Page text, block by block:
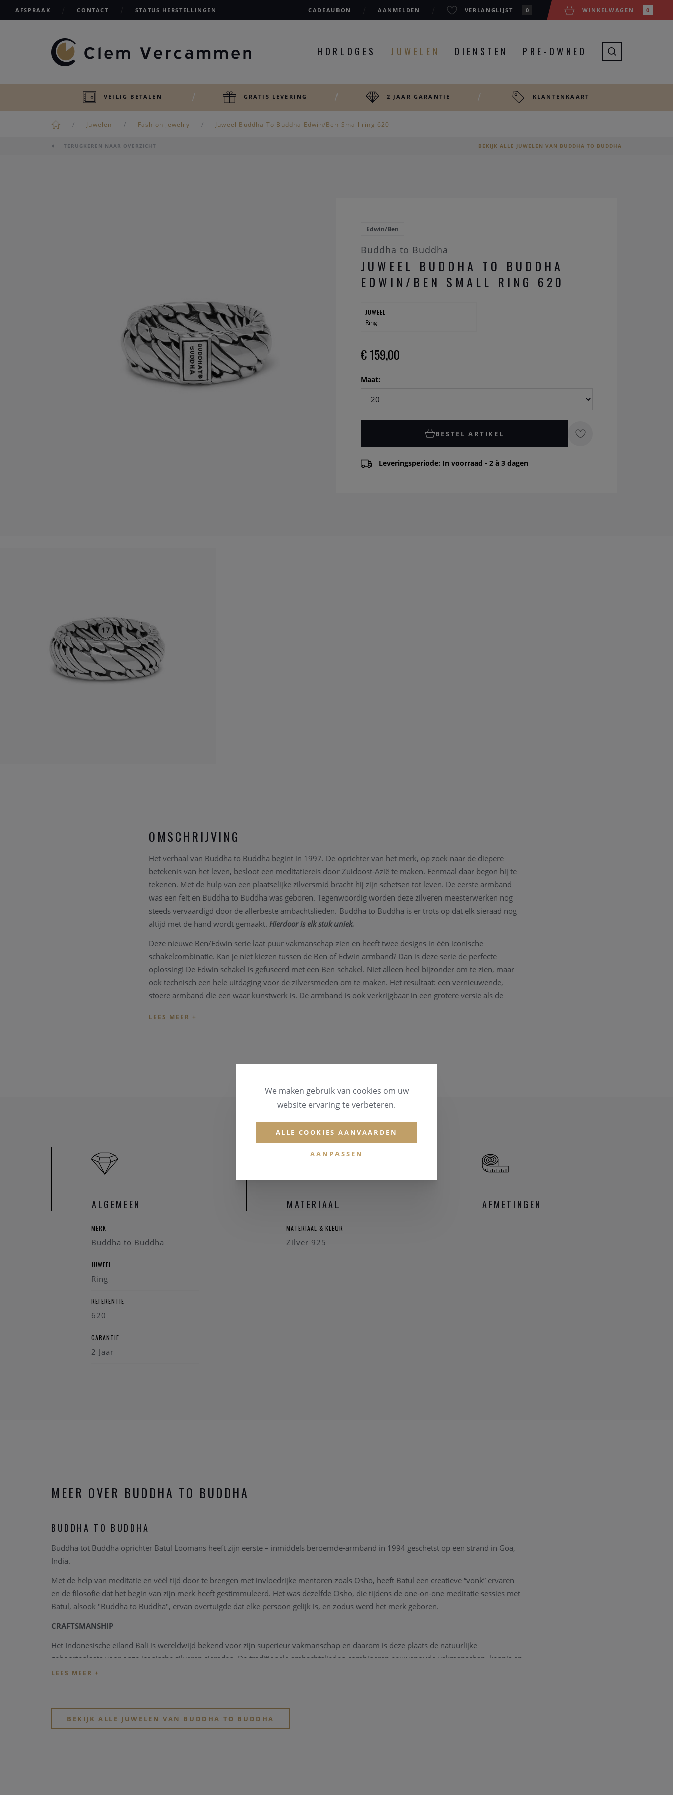
AFSPRAAK CONTACT STATUS HERSTELLINGEN CADEAUBON AANMELDEN VERLANGLIJST 0 WINKELWAGEN 0
HORLOGES JUWELEN DIENSTEN PRE-OWNED
VEILIG BETALEN GRATIS LEVERING 2 JAAR GARANTIE KLANTENKAART
Juwelen Fashion jewelry Juweel Buddha To Buddha Edwin/Ben Small ring 620
TERUGKEREN NAAR OVERZICHT BEKIJK ALLE JUWELEN VAN BUDDHA TO BUDDHA
Edwin/Ben
Buddha to Buddha
JUWEEL BUDDHA TO BUDDHA
EDWIN/BEN SMALL RING 620
JUWEEL
Ring
€ 159,00
Maat:
BESTEL ARTIKEL
Leveringsperiode: In voorraad - 2 à 3 dagen
OMSCHRIJVING
Het verhaal van Buddha to Buddha begint in 1997. De oprichter van het merk, op zoek naar de diepere
betekenis van het leven, besloot een meditatiereis door Zuidoost-Azië te maken. Eenmaal daar begon hij te
tekenen. Met de hulp van een plaatselijke zilversmid bracht hij zijn schetsen tot leven. De eerste armband
was een feit en Buddha to Buddha was geboren. Tegenwoordig worden deze zilveren meesterwerken nog
steeds vervaardigd door de allerbeste ambachtslieden. Buddha to Buddha is er trots op dat elk sieraad nog
altijd met de hand wordt gemaakt. Hierdoor is elk stuk uniek.
Deze nieuwe Ben/Edwin serie laat puur vakmanschap zien en heeft twee designs in één iconische
schakelcombinatie. Kan je niet kiezen tussen de Ben of Edwin armband? Dan is deze serie de perfecte
oplossing! De Edwin schakel is gefuseerd met een Ben schakel. Niet alleen heel bijzonder om te zien, maar
ook technisch een hele uitdaging voor de zilversmeden om te maken. Het resultaat: een vernieuwende,
stoere armband die een waar kunstwerk is. De armband is ook verkrijgbaar in een grotere versie als de
weeftechnieken combineert.
uittekenen naar uw wens en smaak.
ALGEMEEN
MERK
Buddha to Buddha
JUWEEL
Ring
REFERENTIE
620
GARANTIE
2 Jaar
MATERIAAL
MATERIAAL & KLEUR
Zilver 925
AFMETINGEN
MEER OVER BUDDHA TO BUDDHA
BUDDHA TO BUDDHA
Buddha tot Buddha oprichter Batul Loomans heeft zijn eerste – inmiddels beroemde-armband in 1994 geschetst op een strand in Goa,
India.
Met de help van meditatie en véél tijd door te brengen met invloedrijke mentoren zoals Osho, heeft Batul een creatieve “vonk” ervaren
en de filosofie dat het begin van zijn merk heeft gestimmuleerd. Het was dezelfde Osho, die tijdens de one-on-one meditatie sessies met
Batul, alsook "Buddha to Buddha", ervan overtuigde dat elke persoon gelijk is, en zodus werd het merk geboren.
CRAFTSMANSHIP
Het Indonesische eiland Bali is wereldwijd bekend voor zijn superieur vakmanschap en daarom is deze plaats de natuurlijke
geboorteplaats voor onze iconische zilveren sieraden. De traditionele ambachtslieden combineren eeuwenoude vakmanschap, kennis en
technieken voor de productie van de beste en meest verbluffende matrix van juwelen. Het is de liefde en aandacht door een echt
KWALITEIT
BEKIJK ALLE JUWELEN VAN BUDDHA TO BUDDHA
We maken gebruik van cookies om uw
website ervaring te verbeteren.
ALLE COOKIES AANVAARDEN
AANPASSEN